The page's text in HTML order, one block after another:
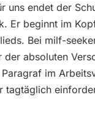
uns endet der
Er beginnt im
Bei milf-
der absoluten
im
tagtäglich